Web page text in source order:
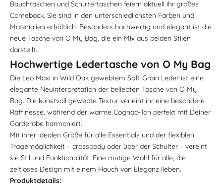
Bauchtaschen und Schultertaschen feiern aktuell ihr großes
Comeback. Sie sind in den unterschiedlichsten Farben und
Materialien erhältlich. Besonders hochwertig und elegant ist die
neue Tasche von O My Bag, die ein Mix aus beiden Stilen
darstellt.
Hochwertige Ledertasche von O My Bag
Die Leo Maxi in Wild Oak gewebtem Soft Grain Leder ist eine
elegante Neuinterpretation der beliebten Tasche von O My
Bag. Die kunstvoll gewebte Textur verleiht ihr eine besondere
Raffinesse, während der warme Cognac-Ton perfekt mit Deiner
Garderobe harmoniert.
Mit ihrer idealen Größe für alle Essentials und der flexiblen
Tragemöglichkeit – crossbody oder über der Schulter – vereint
sie Stil und Funktionalität. Eine mutige Wahl für alle, die
zeitloses Design mit einem Hauch von Eleganz lieben.
Produktdetails: